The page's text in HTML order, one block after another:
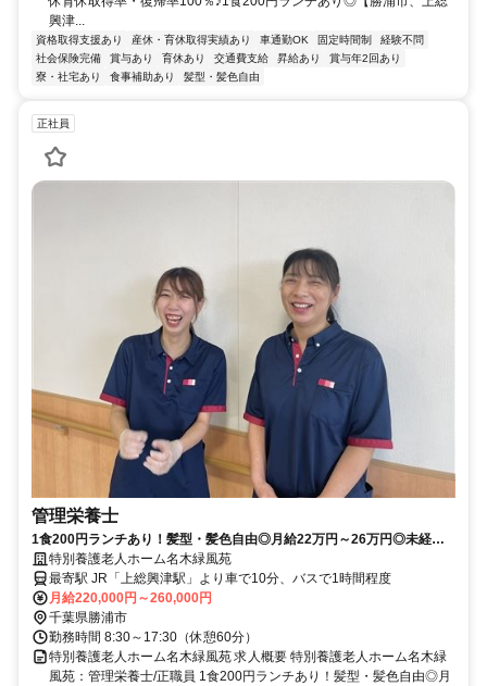
興津...
資格取得支援あり 産休・育休取得実績あり 車通勤OK 固定時間制
経験不問
社会保険完備
賞与あり 育休あり 交通費支給 昇給あり
賞与年2回あり
寮・社宅あり
食事補助あり 髪型・髪色自由
正社員
管理栄養士
1食200円ランチあり！髪型・髪色自由◎月給22万円～26万円◎未経験
OK◆調理業務なし♪産休育休取得率・復帰率100％★【勝浦市、上総興
津駅、特養、管理栄養士、正職員】
特別養護老人ホーム名木緑風苑
最寄駅 JR「上総興津駅」より車で10分、バスで1時間程度
月給220,000円～260,000円
千葉県勝浦市
勤務時間 8:30～17:30（休憩60分）
特別養護老人ホーム名木緑風苑 求人概要 特別養護老人ホーム名木緑
風苑：管理栄養士/正職員 1食200円ランチあり！髪型・髪色自由◎月